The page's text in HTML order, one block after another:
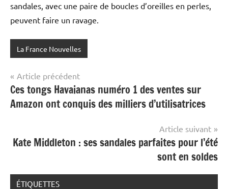
sandales, avec une paire de boucles d’oreilles en perles,
peuvent faire un ravage.
La France Nouvelles
Navigation
de
l’article
Article précédent
Ces tongs Havaianas numéro 1 des ventes sur
Amazon ont conquis des milliers d’utilisatrices
Article suivant
Kate Middleton : ses sandales parfaites pour l’été
sont en soldes
ÉTIQUETTES